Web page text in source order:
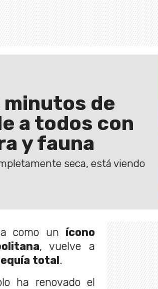
de
a todos con
y fauna
seca, está viendo
como un ícono
, vuelve a
total.
ha renovado el